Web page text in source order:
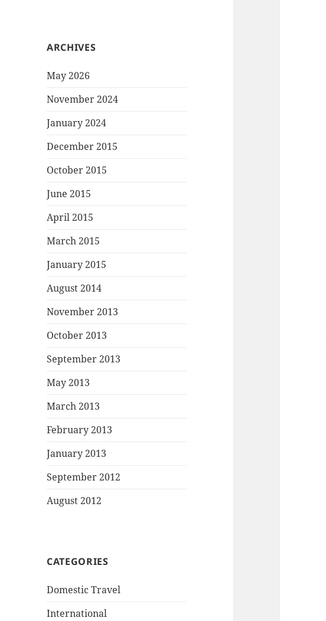
ARCHIVES
May 2026
November 2024
January 2024
December 2015
October 2015
June 2015
April 2015
March 2015
January 2015
August 2014
November 2013
October 2013
September 2013
May 2013
March 2013
February 2013
January 2013
September 2012
August 2012
CATEGORIES
Domestic Travel
International